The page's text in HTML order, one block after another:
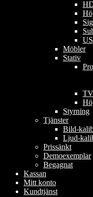
Möbler
Stativ
Styrning
Tjänster
Bild-
Ljud-
Prissänkt
Demoexemplar
Begagnat
Kassan
Mitt konto
Kundtjänst